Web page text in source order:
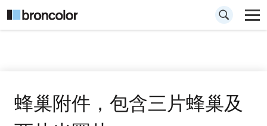
蜂巢附件，包含三片蜂巢及